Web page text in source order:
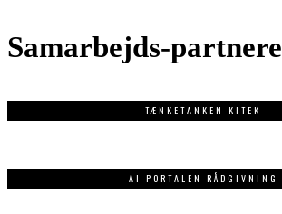
Samarbejds-partnere
TÆNKETANKEN KITEK
AI PORTALEN RÅDGIVNING